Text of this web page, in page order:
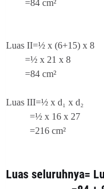
=84 cm²
Luas II=½ x (6+15) x 8
=½ x 21 x 8
=84 cm²
Luas III=½ x d₁ x d₂
=½ x 16 x 27
=216 cm²
Luas seluruhnya=